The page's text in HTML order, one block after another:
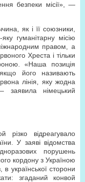
безпеки місії», —
як і її союзники,
гуманітарну місію
правом, а
Хреста і тільки
«Наша позиція
якщо його називають
лінія, яку жодна
німецький
різко відреагувало
У заяві відомства
порушень
кордону з Україною
в української сторони
згаданий конвой